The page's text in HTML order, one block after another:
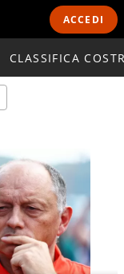
ACCEDI
CLASSIFICA